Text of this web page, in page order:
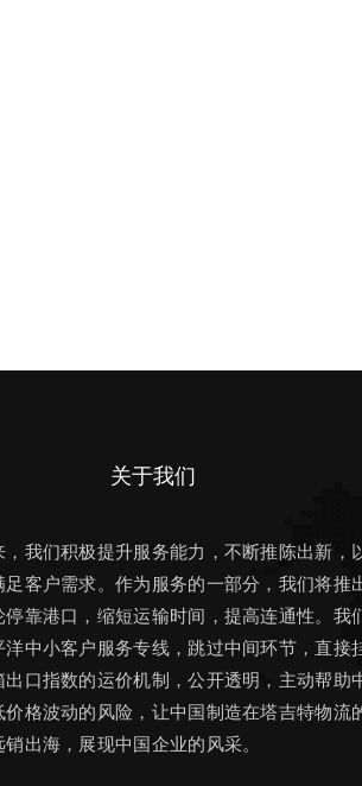
关于我们
，我们积极提升服务能力，不断推陈出新，
足客户需求。作为服务的一部分，我们将推
停靠港口，缩短运输时间，提高连通性。我
洋中小客户服务专线，跳过中间环节，直接
出口指数的运价机制，公开透明，主动帮助
价格波动的风险，让中国制造在塔吉特物流
销出海，展现中国企业的风采。